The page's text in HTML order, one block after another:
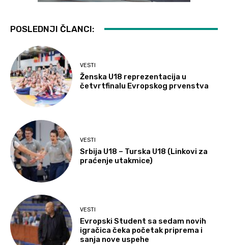
POSLEDNJI ČLANCI:
VESTI
Ženska U18 reprezentacija u
četvrtfinalu Evropskog prvenstva
VESTI
Srbija U18 – Turska U18 (Linkovi za
praćenje utakmice)
VESTI
Evropski Student sa sedam novih
igračica čeka početak priprema i
sanja nove uspehe